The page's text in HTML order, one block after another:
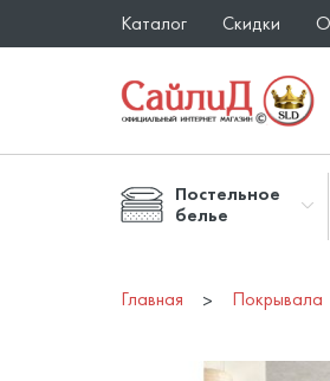
Каталог Скидки О
Постельное
белье
Главная Покрывала